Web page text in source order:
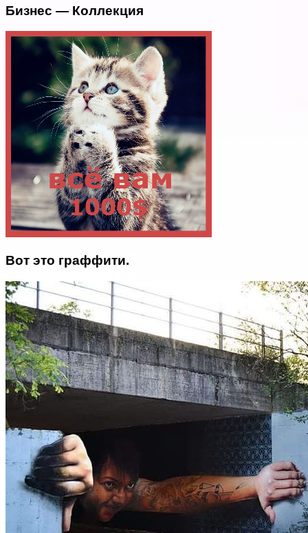
Бизнес — Коллекция
Вот это граффити.